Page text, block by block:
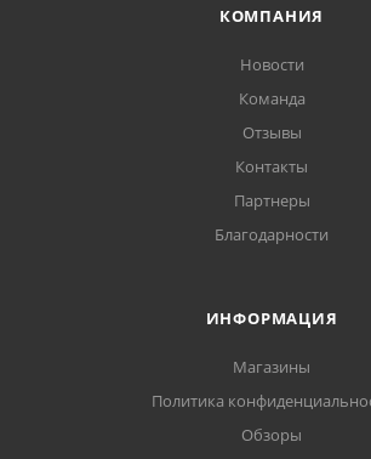
КОМПАНИЯ
Новости
Команда
Отзывы
Контакты
Партнеры
Благодарности
ИНФОРМАЦИЯ
Магазины
Политика
Обзоры